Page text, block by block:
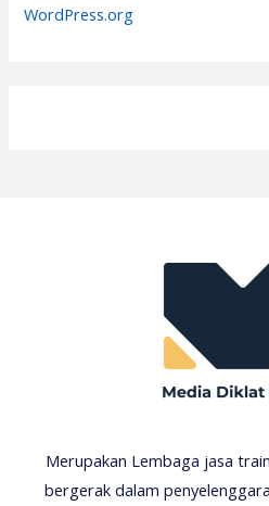
WordPress.org
Merupakan Lembaga jasa
bergerak dalam